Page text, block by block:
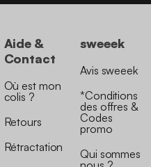
Aide &
Contact
Où est mon
colis ?
Retours
Rétractation
sweeek
Avis sweeek
*Conditions
des offres &
Codes
promo
Qui sommes